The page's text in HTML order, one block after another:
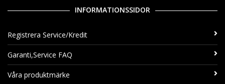
INFORMATIONSSIDOR
Registrera Service/Kredit
Garanti,Service FAQ
Våra produktmärke